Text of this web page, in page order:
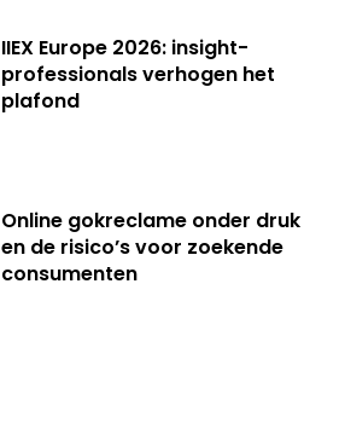
IIEX Europe 2026: insight-
professionals verhogen het
plafond
Online gokreclame onder druk
en de risico’s voor zoekende
consumenten